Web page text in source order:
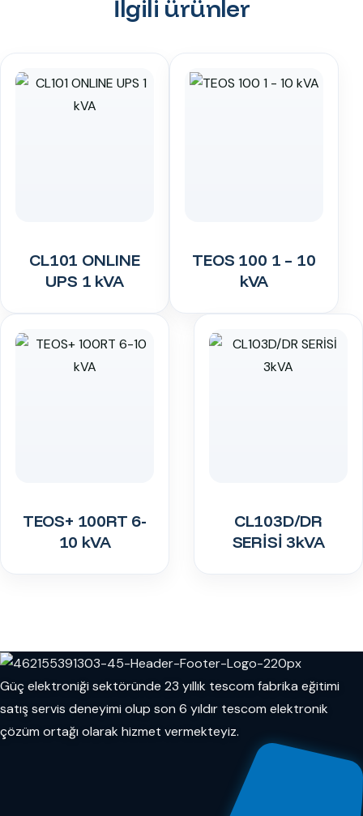
İlgili ürünler
CL101 ONLINE
UPS 1 kVA
TEOS 100 1 – 10
kVA
TEOS+ 100RT 6-
10 kVA
CL103D/DR
SERİSİ 3kVA
Güç elektroniği sektöründe 23 yıllık tescom fabrika eğitimi
satış servis deneyimi olup son 6 yıldır tescom elektronik
çözüm ortağı olarak hizmet vermekteyiz.